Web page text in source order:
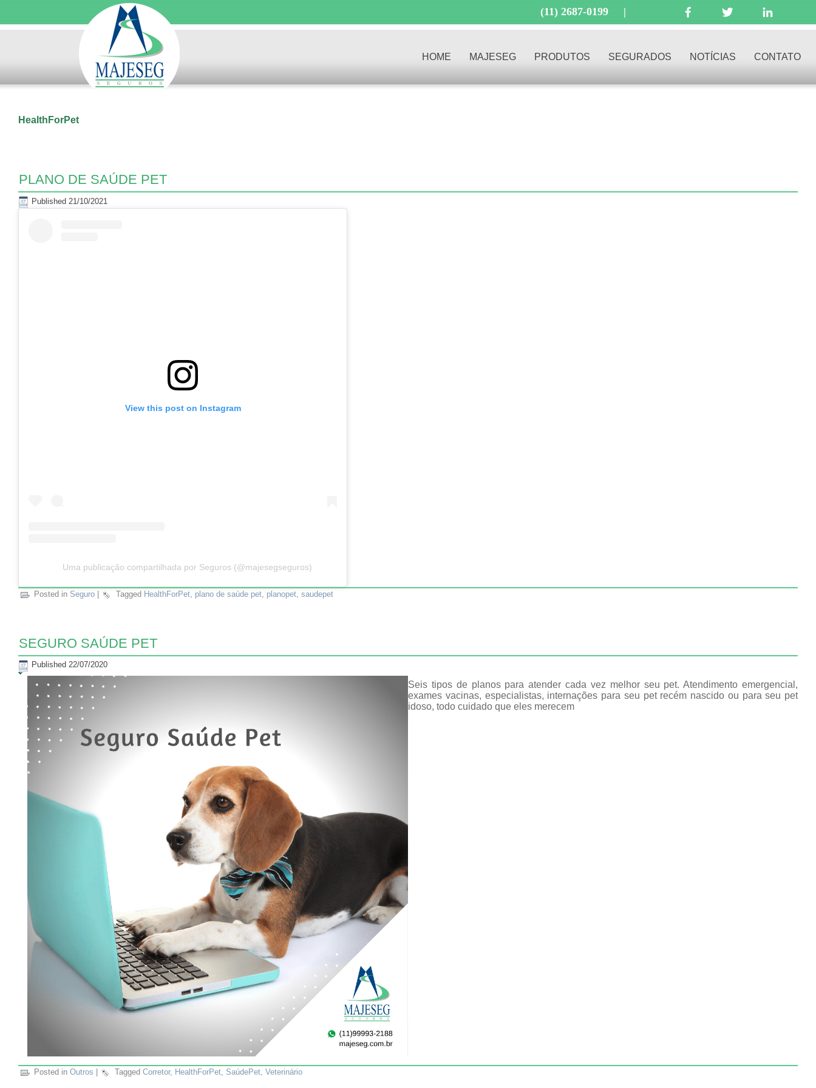
(11) 2687-0199 |
HOME MAJESEG PRODUTOS SEGURADOS NOTÍCIAS CONTATO
HealthForPet
PLANO DE SAÚDE PET
Published 21/10/2021
View this post on Instagram
Uma publicação compartilhada por Seguros (@majesegseguros)
Posted in Seguro Tagged HealthForPet plano de saúde pet planopet saudepet
SEGURO SAÚDE PET
Published 22/07/2020
Seis tipos de planos para atender cada vez melhor seu pet. Atendimento emergencial,
exames vacinas, especialistas, internações para seu pet recém nascido ou para seu pet
idoso, todo cuidado que eles merecem
Posted in Outros Tagged Corretor, HealthForPet SaúdePet Veterinário